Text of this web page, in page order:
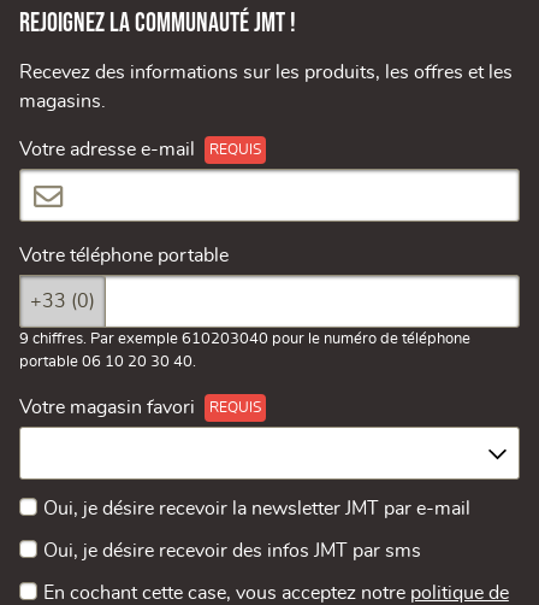
Rejoignez la communauté JMT !
Recevez des informations sur les produits, les offres et les
magasins.
Votre adresse e-mail
Votre téléphone portable
+33 (0)
9 chiffres. Par exemple 610203040 pour le numéro de téléphone
portable 06 10 20 30 40.
Votre magasin favori
Oui, je désire recevoir la newsletter JMT par e-mail
Oui, je désire recevoir des infos JMT par sms
En cochant cette case, vous acceptez notre politique de